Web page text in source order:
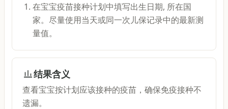
在宝宝疫苗接种计划中填写出生日期, 所在国
家。尽量使用当天或同一次儿保记录中的最新测
量值。
结果含义
查看宝宝按计划应该接种的疫苗，确保免疫接种不
遗漏。